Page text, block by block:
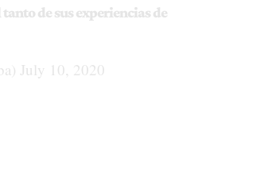
de sus experiencias de
July 10, 2020